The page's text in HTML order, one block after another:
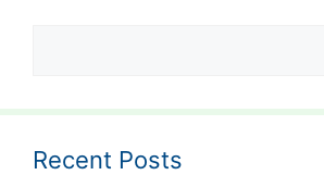
Recent Posts